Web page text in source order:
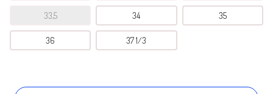
33,5 34 35
36 37 1/3